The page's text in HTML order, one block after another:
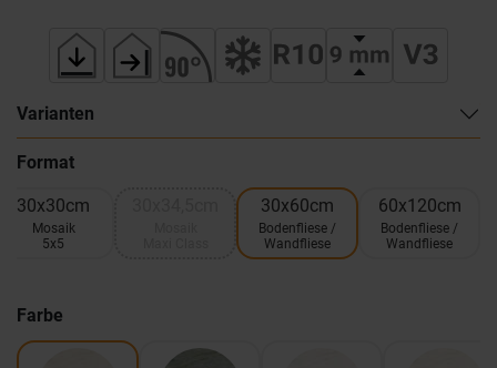
Varianten
Format
30x30cm
Mosaik
5x5
30x60cm
Bodenfliese /
Wandfliese
60x120cm
Bodenfliese /
Wandfliese
Farbe